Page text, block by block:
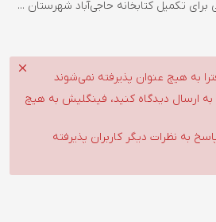
به هیچ عنوان پذیرفته نمی‌شوند
به ارسال دیدگاه کنید، فینگلیش به هیچ
به نظرات دیگر کاربران پذیرفته